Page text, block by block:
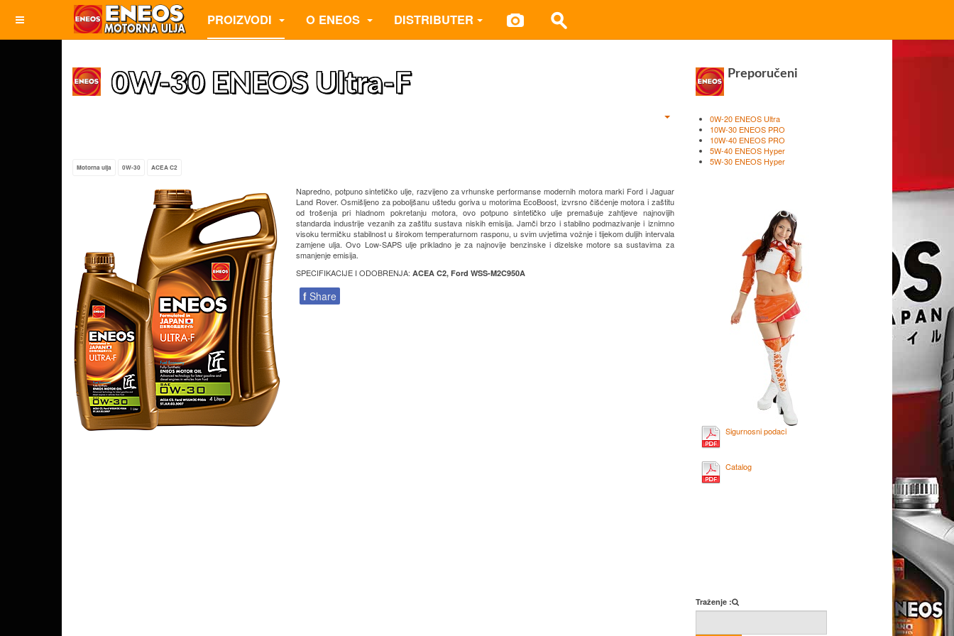
PROIZVODI O ENEOS DISTRIBUTER
0W-30 ENEOS Ultra-F
Motorna ulja 0W-30 ACEA C2
Napredno, potpuno sintetičko ulje, razvijeno za vrhunske performanse modernih motora marki Ford i Jaguar
Land Rover. Osmišljeno za poboljšanu uštedu goriva u motorima EcoBoost, izvrsno čišćenje motora i zaštitu
od trošenja pri hladnom pokretanju motora, ovo potpuno sintetičko ulje premašuje zahtjeve najnovijih
standarda industrije vezanih za zaštitu sustava niskih emisija. Jamči brzo i stabilno podmazivanje i iznimno
visoku termičku stabilnost u širokom temperaturnom rasponu, u svim uvjetima vožnje i tijekom duljih intervala
zamjene ulja. Ovo Low-SAPS ulje prikladno je za najnovije benzinske i dizelske motore sa sustavima za
smanjenje emisija.
SPECIFIKACIJE I ODOBRENJA: ACEA C2, Ford WSS-M2C950A
f Share
Preporučeni
0W-20 ENEOS Ultra
10W-30 ENEOS PRO
10W-40 ENEOS PRO
5W-40 ENEOS Hyper
5W-30 ENEOS Hyper
Sigurnosni podaci
Catalog
Traženje :